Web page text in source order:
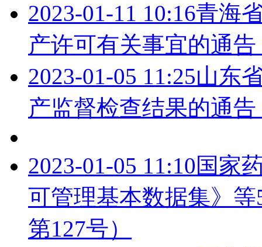
2023-01-11 10:16青海
产许可有关事宜的通
2023-01-05 11:25山东
产监督检查结果的通
2023-01-05 11:10国家
可管理基本数据集》
第127号）